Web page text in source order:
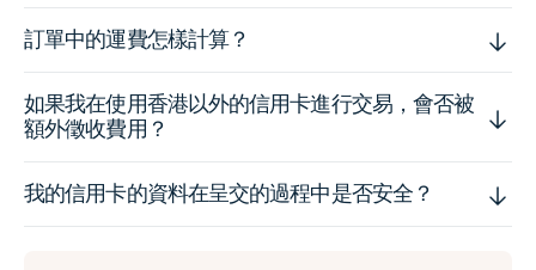
訂單中的運費怎樣計算？
如果我在使用香港以外的信用卡進行交易，會否被
額外徵收費用？
我的信用卡的資料在呈交的過程中是否安全？